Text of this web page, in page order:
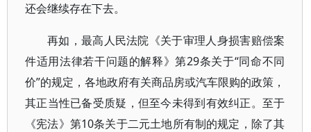
还会继续存在下去。
再如，最高人民法院《关于审理人身损害赔偿案
件适用法律若干问题的解释》第29条关于“同命不同
价”的规定，各地政府有关商品房或汽车限购的政策，
其正当性已备受质疑，但至今未得到有效纠正。至于
《宪法》第10条关于二元土地所有制的规定，除了其